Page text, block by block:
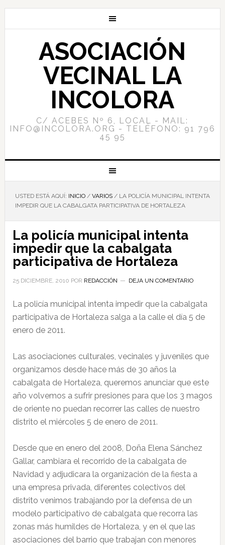
ASOCIACIÓN
VECINAL LA
INCOLORA
C/ ACEBES Nº 6, LOCAL - MAIL:
INFO@INCOLORA.ORG - TELÉFONO: 91 796
45 95
USTED ESTÁ AQUÍ: INICIO / VARIOS /LA POLICÍA MUNICIPAL INTENTA
IMPEDIR QUE LA CABALGATA PARTICIPATIVA DE HORTALEZA
La policía municipal intenta
impedir que la cabalgata
participativa de Hortaleza
25 DICIEMBRE, 2010 POR REDACCIÓN DEJA UN COMENTARIO
La policía municipal intenta impedir que la cabalgata
participativa de Hortaleza salga a la calle el día 5 de
enero de 2011.
Las asociaciones culturales, vecinales y juveniles que
organizamos desde hace más de 30 años la
cabalgata de Hortaleza, queremos anunciar que este
año volvemos a sufrir presiones para que los 3 magos
de oriente no puedan recorrer las calles de nuestro
distrito el miércoles 5 de enero de 2011.
Desde que en enero del 2008, Doña Elena Sánchez
Gallar, cambiara el recorrido de la cabalgata de
Navidad y adjudicara la organización de la fiesta a
una empresa privada, diferentes colectivos del
distrito venimos trabajando por la defensa de un
modelo participativo de cabalgata que recorra las
zonas más humildes de Hortaleza, y en el que las
asociaciones del barrio que trabajan con menores